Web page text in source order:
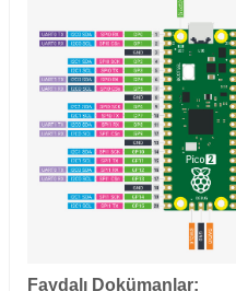
Faydalı Dokümanlar: